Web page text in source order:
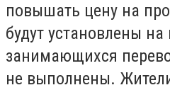
повышать цену на
будут установлены
занимающихся
не выполнены.